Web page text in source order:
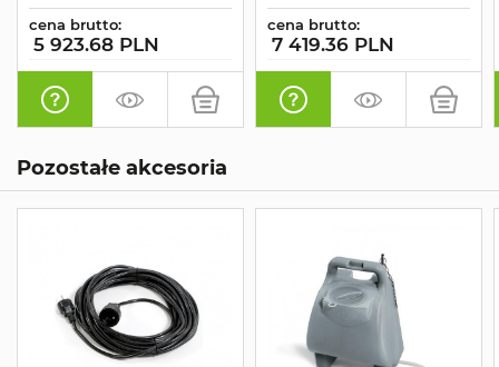
cena brutto:
5 923.68 PLN
cena brutto:
7 419.36 PLN
Pozostałe akcesoria